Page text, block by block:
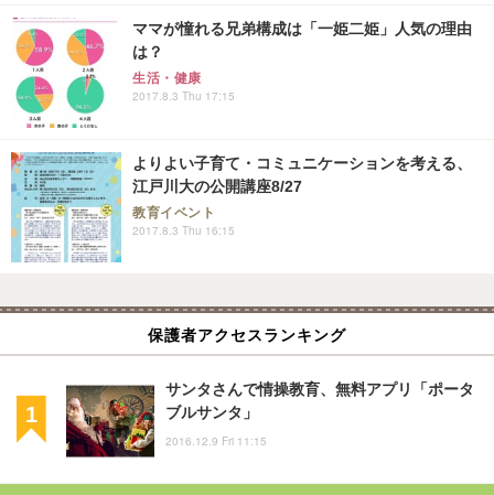
ママが憧れる兄弟構成は「一姫二姫」人気の理由
は？
生活・健康
2017.8.3 Thu 17:15
よりよい子育て・コミュニケーションを考える、
江戸川大の公開講座8/27
教育イベント
2017.8.3 Thu 16:15
保護者アクセスランキング
サンタさんで情操教育、無料アプリ「ポータ
ブルサンタ」
2016.12.9 Fri 11:15